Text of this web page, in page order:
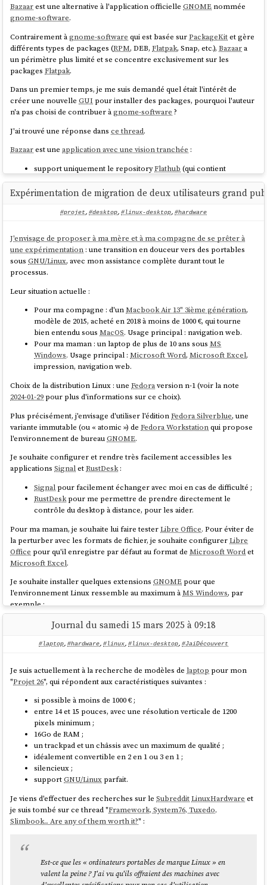
Bazaarest une alternative à l'application officielleGNOME nommée
gnome-software.
Contrairement à gnome-software qui est basée surPackageKitet gère
différents types de packages (RPM, DEB,Flatpak, Snap, etc.),Bazaara
un périmètre plus limité et se concentre exclusivement sur les
packagesFlatpak.
Dans un premier temps, je me suis demandé quel était l'intérêt de
créer une nouvelleGUI pour installer des packages, pourquoi l'auteur
n'a pas choisi de contribuer à gnome-software ?
J'ai trouvé une réponse dansce thread.
Bazaarest uneapplication avec une vision tranchée :
support uniquement le repositoryFlathub (qui contient
seulement des packagesFlatpak) ;
mise en avant de solution pour faire des donations.
Cette vision a permis à l'auteur de créerBazaar en mai 2025, à partir de
Cela lui a permis aussi de se consacrer fortement sur l'expérience
utilisateur.
Après avoir testé l'application, je constate que contrairement à
asynchrone. À la différence de
recharger constamment l'index des packages après chaque opération
, ce qui rend l'expérience utilisateurexcellente 🙂.
Bazaar is fast and highly multi-threaded, guaranteeing a
smooth experience in the user interface. You can queue as
many downloads as you wish and run them while perusing
Flathub's latest releases. This is due to the UI being
source
Je tiens tout de même à préciser que la version 49 de
3 ans (
73 Merge Request😮) pour apporter le support de threading
dans gnome-software .
de deux utilisateurs grand public vers des laptops sous Fedora".
Expérimentation de migration de deux utilisateurs grand
#projet, #desktop, #linux-desktop, #hardware
J'envisage de proposer à ma mère et à ma compagne de se prêter à
une expérimentation : une transition en douceur vers des portables
sousGNU/Linux, avec mon assistance complète durant tout le
processus.
Leur situation actuelle :
Pour ma compagne : d'unMacbook Air 13" 3ième génération,
modèle de 2015, acheté en 2018 à moins de 1000 €, qui tourne
bien entendu sousMacOS. Usage principal : navigation web.
Pour ma maman : un laptop de plus de 10 ans sousMS
Windows. Usage principal :Microsoft Word,Microsoft Excel,
impression, navigation web.
Choix de la distribution Linux : uneFedoraversion n-1 (voir la note
2024-01-29 pour plus d'informations sur ce choix).
Plus précisément, j'envisage d'utiliser l'éditionFedora Silverblue, une
variante immutable (ou « atomic ») deFedora Workstationqui propose
l'environnement de bureauGNOME.
Je souhaite configurer et rendre très facilement accessibles les
applicationsSignaletRustDesk:
Signal pour facilement échanger avec moi en cas de difficulté ;
RustDeskpour me permettre de prendre directement le
contrôle du desktop à distance, pour les aider.
Pour ma maman, je souhaite lui faire testerLibre Office. Pour éviter de
la perturber avec les formats de fichier, je souhaite configurerLibre
Office pour qu'il enregistre par défaut au format deMicrosoft Wordet
Microsoft Excel.
Je souhaite installer quelques extensionsGNOME pour que
l'environnement Linux ressemble au maximum àMS Windows, par
exemple :
Dash to Dock
si possible à moins de 1000 € ;
entre 14 et 15 pouces, avec une résolution verticale de 1200
pixels minimum ;
16Go de RAM ;
un trackpad et un châssis avec un maximum de qualité ;
idéalement convertible en 2 en 1 ou 3 en 1 ;
silencieux ;
supportGNU/Linuxparfait ;
Pour le moment, j'ai identifié les modèles suivants :
TuxedoInfinity Flexible 14 - Gen 1
(https://www.tuxedocomputers.com/en/TUXEDO-InfinityFlex-
14-Gen1.tuxedo) à 1067 € TTC
Journal du samedi 15 mars 2025 à 09:18
#laptop, #hardware, #linux, #linux-desktop, #JaiDécouvert
Je suis actuellement à la recherche de modèles de laptop pour mon
"Projet 26", qui répondent aux caractéristiques suivantes :
si possible à moins de 1000 € ;
entre 14 et 15 pouces, avec une résolution verticale de 1200
pixels minimum ;
16Go de RAM ;
un trackpad et un châssis avec un maximum de qualité ;
idéalement convertible en 2 en 1 ou 3 en 1 ;
silencieux ;
supportGNU/Linux parfait.
Je viens d'effectuer des recherches sur leSubreddit LinuxHardware et
je suis tombé sur ce thread "Framework, System76, Tuxedo,
Slimbook... Are any of them worth it?" :
Est-ce que les « ordinateurs portables de marque Linux » en
valent la peine ? J'ai vu qu'ils offraient des machines avec